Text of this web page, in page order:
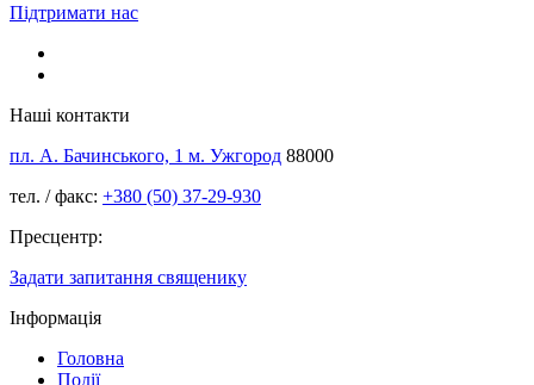
Підтримати нас
Наші контакти
пл. А. Бачинського, 1 м. Ужгород 88000
тел. / факс: +380 (50) 37-29-930
Пресцентр:
Задати запитання священику
Інформація
Головна
Події